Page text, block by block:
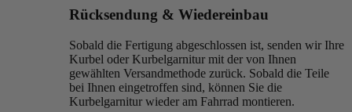
Rücksendung & Wiedereinbau
Sobald die Fertigung abgeschlossen ist, senden wir Ihre
Kurbel oder Kurbelgarnitur mit der von Ihnen
gewählten Versandmethode zurück. Sobald die Teile
bei Ihnen eingetroffen sind, können Sie die
Kurbelgarnitur wieder am Fahrrad montieren.